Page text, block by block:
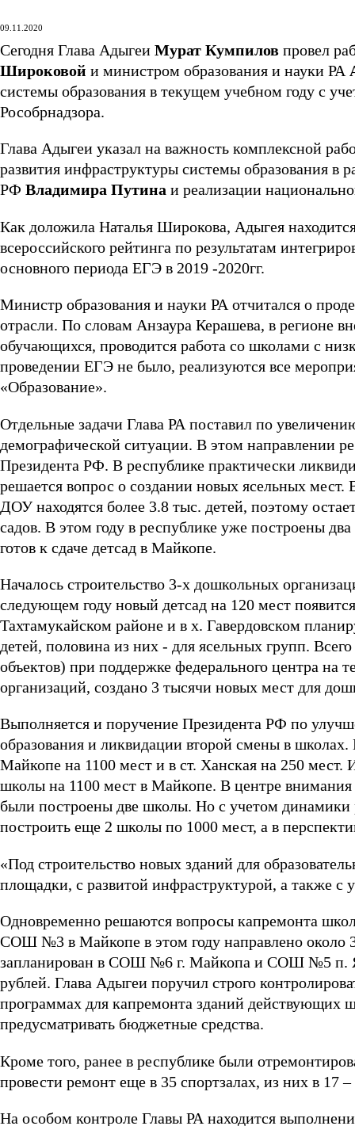
09.11.2020
Сегодня Глава Адыгеи Мурат Кумпилов провел
Широковой и министром образования и науки РА
системы образования в текущем учебном году с
Рособрнадзора.
Глава Адыгеи указал на важность комплексной
развития инфраструктуры системы образования в
РФ Владимира Путина и реализации
Как доложила Наталья Широкова, Адыгея
всероссийского рейтинга по результатам
основного периода ЕГЭ в 2019 -2020гг.
Министр образования и науки РА отчитался о
отрасли. По словам Анзаура Керашева, в регионе
обучающихся, проводится работа со школами с
проведении ЕГЭ не было, реализуются все
«Образование».
Отдельные задачи Глава РА поставил по
демографической ситуации. В этом направлении
Президента РФ. В республике практически
решается вопрос о создании новых ясельных
ДОУ находятся более 3.8 тыс. детей, поэтому
садов. В этом году в республике уже построены
готов к сдаче детсад в Майкопе.
Началось строительство 3-х дошкольных
следующем году новый детсад на 120 мест
Тахтамукайском районе и в х. Гавердовском
детей, половина из них - для ясельных групп.
объектов) при поддержке федерального центра на
организаций, создано 3 тысячи новых мест для
Выполняется и поручение Президента РФ по
образования и ликвидации второй смены в
Майкопе на 1100 мест и в ст. Ханская на 250 мест.
школы на 1100 мест в Майкопе. В центре внимания
были построены две школы. Но с учетом динамики
построить еще 2 школы по 1000 мест, а в
«Под строительство новых зданий для
площадки, с развитой инфраструктурой, а также
Одновременно решаются вопросы капремонта
СОШ №3 в Майкопе в этом году направлено около
запланирован в СОШ №6 г. Майкопа и СОШ №5 п.
рублей. Глава Адыгеи поручил строго
программах для капремонта зданий действующих
предусматривать бюджетные средства.
Кроме того, ранее в республике были
провести ремонт еще в 35 спортзалах, из них в 17 –
На особом контроле Главы РА находится